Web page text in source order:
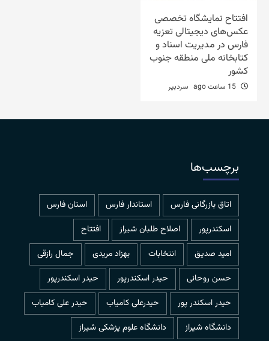
افتتاح نمایشگاه تخصصی
عکس‌های دیجیتالی تعزیه
فارس در مدیریت اسناد و
کتابخانه ملی منطقه جنوب
کشور
سردبیر
برچسب‌ها
اتاق بازرگانی فارس استاندار فارس
استان فارس
اسکندرپور
اصلاح طلبان شیراز
افتتاح
امید صدیق
انتخابات بهزاد مریدی
جمال رازقی
حسن روحانی
حيدر اسكندرپور
حیدر اسکندرپور
حیدر اسکندر پور
حیدرعلی کامیاب
حیدر علی کامیاب
دانشگاه شیراز
دانشگاه علوم پزشکی شیراز